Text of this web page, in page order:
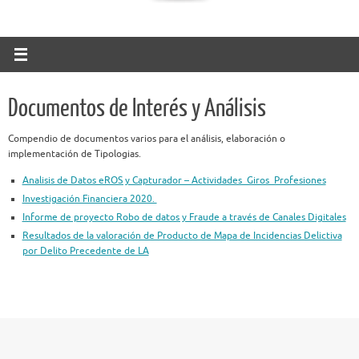
Documentos de Interés y Análisis
Compendio de documentos varios para el análisis, elaboración o
implementación de Tipologias.
Analisis de Datos eROS y Capturador – Actividades_Giros_Profesiones
Investigación Financiera 2020.
Informe de proyecto Robo de datos y Fraude a través de Canales Digitales
Resultados de la valoración de Producto de Mapa de Incidencias Delictiva
por Delito Precedente de LA